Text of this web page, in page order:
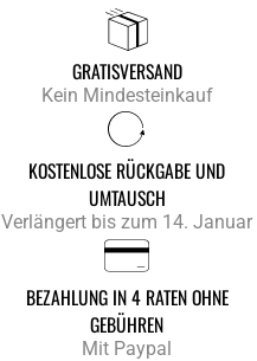
GRATISVERSAND
Kein Mindesteinkauf
KOSTENLOSE RÜCKGABE UND
UMTAUSCH
Verlängert bis zum 14. Januar
BEZAHLUNG IN 4 RATEN OHNE
GEBÜHREN
Mit Paypal